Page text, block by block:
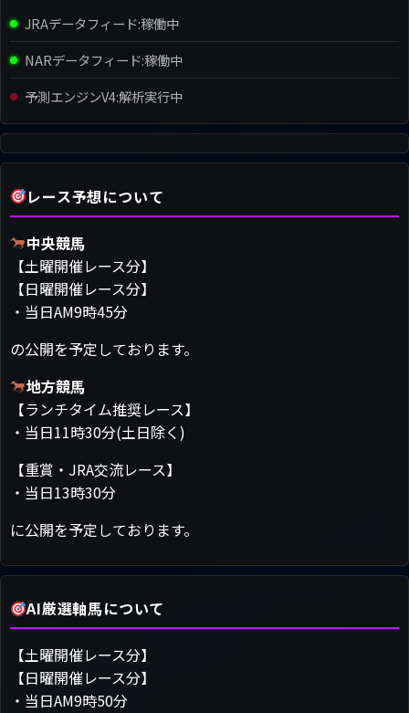
JRAデータフィード:稼働中
NARデータフィード:稼働中
予測エンジンV4:解析実行中
レース予想について
中央競馬
【土曜開催レース分】
【日曜開催レース分】
・当日AM9時45分
の公開を予定しております。
地方競馬
【ランチタイム推奨レース】
・当日11時30分(土日除く)
【重賞・JRA交流レース】
・当日13時30分
に公開を予定しております。
AI厳選軸馬について
【土曜開催レース分】
【日曜開催レース分】
・当日AM9時50分